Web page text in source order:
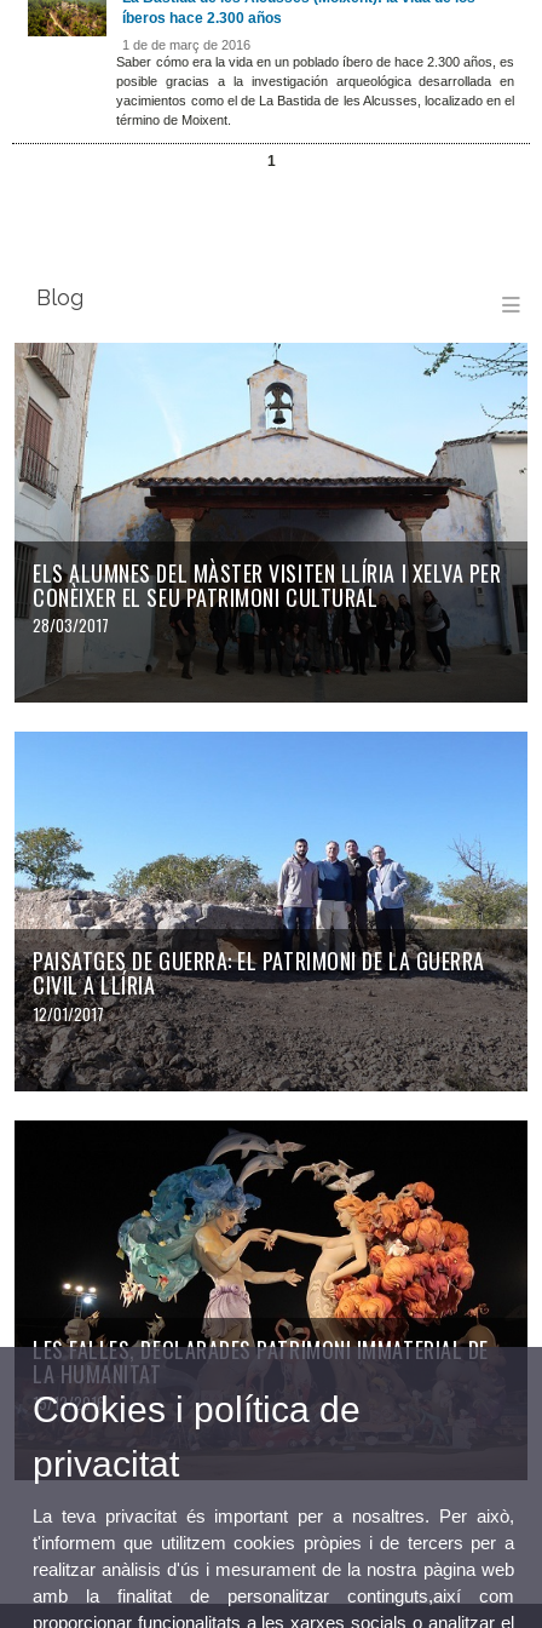
íberos hace 2.300 años
1 de de març de 2016
Saber cómo era la vida en un poblado íbero de hace 2.300 años, es
posible gracias a la investigación arqueológica desarrollada en
yacimientos como el de La Bastida de les Alcusses, localizado en el
término de Moixent.
1
Blog
ELS ALUMNES DEL MÀSTER VISITEN LLÍRIA I XELVA PER
CONÈIXER EL SEU PATRIMONI CULTURAL
28/03/2017
PAISATGES DE GUERRA: EL PATRIMONI DE LA GUERRA
CIVIL A LLÍRIA
12/01/2017
LES FALLES, DECLARADES PATRIMONI IMMATERIAL DE
LA HUMANITAT
15/12/2016
Cookies i política de
privacitat
La teva privacitat és important per a nosaltres. Per això,
t'informem que utilitzem cookies pròpies i de tercers per a
realitzar anàlisis d'ús i mesurament de la nostra pàgina web
amb la finalitat de personalitzar continguts,així com
proporcionar funcionalitats a les xarxes socials o analitzar el